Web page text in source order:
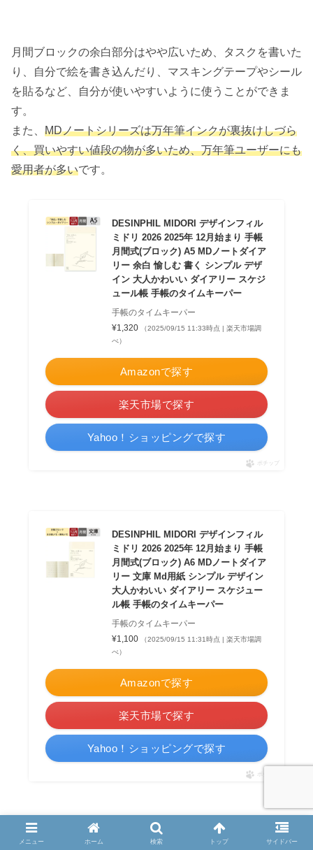
月間ブロックの余白部分はやや広いため、タスクを書いた
り、自分で絵を書き込んだり、マスキングテープやシール
を貼るなど、自分が使いやすいように使うことができま
す。
また、 MDノートシリーズは万年筆インクが裏抜けしづら
く、買いやすい値段の物が多いため、万年筆ユーザーにも
愛用者が多いです。
DESINPHIL MIDORI デザインフィル
ミドリ 2026 2025年 12月始まり 手帳
月間式(ブロック) A5 MDノートダイア
リー 余白 愉しむ 書く シンプル デザ
イン 大人かわいい ダイアリー スケジ
ュール帳 手帳のタイムキーパー
手帳のタイムキーパー
¥1,320
（2025/09/15 11:33時点 | 楽天市場調
べ）
Amazonで探す
楽天市場で探す
Yahoo！ショッピングで探す
ポチップ
DESINPHIL MIDORI デザインフィル
ミドリ 2026 2025年 12月始まり 手帳
月間式(ブロック) A6 MDノートダイア
リー 文庫 Md用紙 シンプル デザイン
大人かわいい ダイアリー スケジュー
ル帳 手帳のタイムキーパー
手帳のタイムキーパー
¥1,100
（2025/09/15 11:31時点 | 楽天市場調
べ）
Amazonで探す
楽天市場で探す
Yahoo！ショッピングで探す
ポチップ
メニュー ホーム 検索 トップ サイドバー